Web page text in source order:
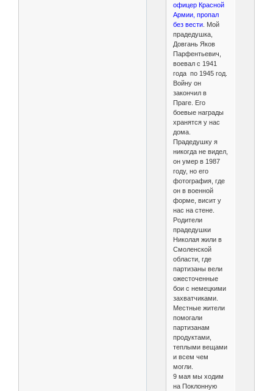
офицер Красной
Армии, пропал
без вести. Мой
прадедушка,
Довгань Яков
Парфентьевич,
воевал с 1941
года по 1945 год.
Войну он
закончил в
Праге. Его
боевые награды
хранятся у нас
дома.
Прадедушку я
никогда не видел,
он умер в 1987
году, но его
фотография, где
он в военной
форме, висит у
нас на стене.
Родители
прадедушки
Николая жили в
Смоленской
области, где
партизаны вели
ожесточенные
бои с немецкими
захватчиками.
Местные жители
помогали
партизанам
продуктами,
теплыми вещами
и всем чем
могли.
9 мая мы ходим
на Поклонную